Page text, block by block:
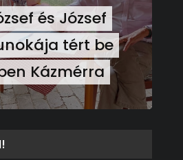
és József
tért be
Kázmérra